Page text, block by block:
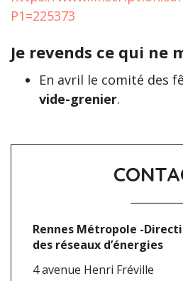
P1=225373
Je revends ce qui ne
En avril le comité des
vide-grenier.
Rennes Métropole -
des réseaux d’énergies
4 avenue Henri Fréville